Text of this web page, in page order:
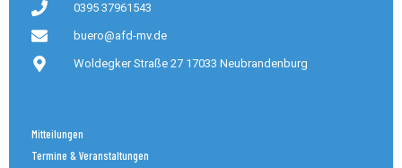
0395 37961543
buero@afd-mv.de
Woldegker Straße 27 17033 Neubrandenburg
Mitteilungen
Termine & Veranstaltungen